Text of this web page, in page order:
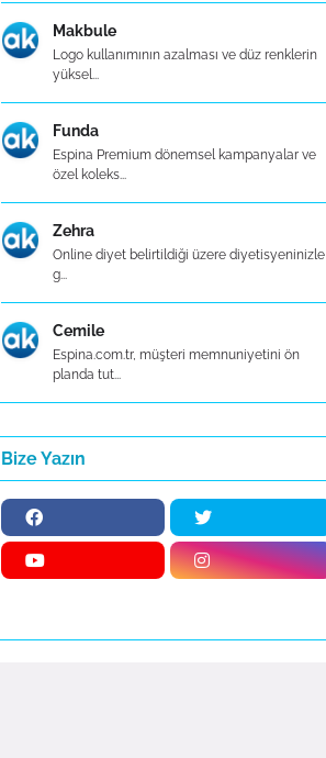
Makbule
Logo kullanımının azalması ve düz renklerin
yüksel...
Funda
Espina Premium dönemsel kampanyalar ve
özel koleks...
Zehra
Online diyet belirtildiği üzere diyetisyeninizle
g...
Cemile
Espina.com.tr, müşteri memnuniyetini ön
planda tut...
Bize Yazın